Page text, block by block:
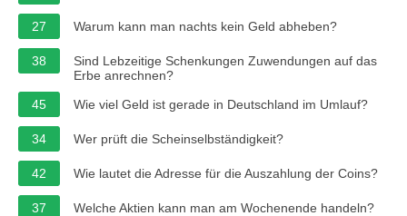
27 Warum kann man nachts kein Geld abheben?
38
Sind Lebzeitige Schenkungen Zuwendungen auf das
Erbe anrechnen?
45
Wie viel Geld ist gerade in Deutschland im Umlauf?
34 Wer prüft die Scheinselbständigkeit?
42 Wie lautet die Adresse für die Auszahlung der Coins?
37 Welche Aktien kann man am Wochenende handeln?